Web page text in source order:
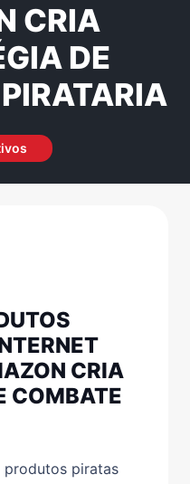
CRIA
DE
CRIA
COMBATE
produtos piratas